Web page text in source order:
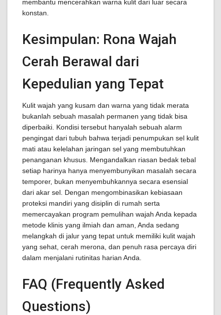
membantu mencerahkan warna kulit dari luar secara
konstan.
Kesimpulan: Rona Wajah
Cerah Berawal dari
Kepedulian yang Tepat
Kulit wajah yang kusam dan warna yang tidak merata
bukanlah sebuah masalah permanen yang tidak bisa
diperbaiki. Kondisi tersebut hanyalah sebuah alarm
pengingat dari tubuh bahwa terjadi penumpukan sel kulit
mati atau kelelahan jaringan sel yang membutuhkan
penanganan khusus. Mengandalkan riasan bedak tebal
setiap harinya hanya menyembunyikan masalah secara
temporer, bukan menyembuhkannya secara esensial
dari akar sel. Dengan mengombinasikan kebiasaan
proteksi mandiri yang disiplin di rumah serta
memercayakan program pemulihan wajah Anda kepada
metode klinis yang ilmiah dan aman, Anda sedang
melangkah di jalur yang tepat untuk memiliki kulit wajah
yang sehat, cerah merona, dan penuh rasa percaya diri
dalam menjalani rutinitas harian Anda.
FAQ (Frequently Asked
Questions)